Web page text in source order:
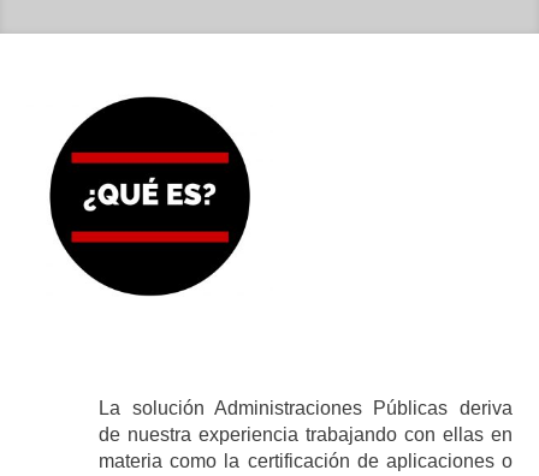
La solución Administraciones Públicas deriva
de nuestra experiencia trabajando con ellas en
materia como la certificación de aplicaciones o